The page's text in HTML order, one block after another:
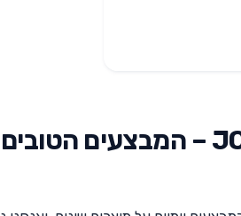
יום הרווקים הסיני 2021 באתר ג'ויביי JOYBUY – המבצעים הטובים